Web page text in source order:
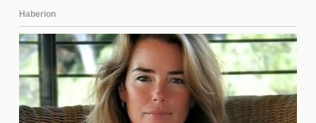
secos. Además, evita el exceso de azúcares y
alimentos procesados, ya que pueden afectar
negativamente la salud de tu piel. Mantenerte bien
hidratada también es crucial para una apariencia
radiante.